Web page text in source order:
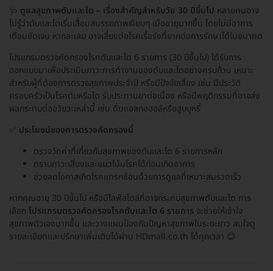
🩺 ดูแลสุขภาพตับและไต – เรื่องสำคัญสำหรับวัย 30 ปีขึ้นไป หลายคนอาจ
ไม่รู้ว่าตับและไตเริ่มเสื่อมสมรรถภาพเงียบๆ เมื่ออายุมากขึ้น โดยไม่มีอาการ
เตือนชัดเจน หากละเลย อาจเสี่ยงต่อโรคเรื้อรังที่ยากต่อการรักษาได้ในอนาคต
โปรแกรมตรวจคัดกรองโรคตับและไต 6 รายการ (30 ปีขึ้นไป) ได้รับการ
ออกแบบมาเพื่อประเมินภาวะการทำงานของตับและไตอย่างครบถ้วน เหมาะ
สำหรับผู้ที่ต้องการตรวจสุขภาพประจำปี หรือมีปัจจัยเสี่ยง เช่น มีประวัติ
ครอบครัวเป็นโรคตับหรือไต รับประทานยาต่อเนื่อง หรือมีพฤติกรรมที่อาจส่ง
ผลกระทบต่ออวัยวะเหล่านี้ เช่น ดื่มแอลกอฮอล์หรือสูบบุหรี่
ประโยชน์ของการตรวจคัดกรองนี้
ตรวจวัดค่าที่เกี่ยวกับสุขภาพของตับและไต 6 รายการหลัก
ทราบภาวะเสี่ยงและแนวโน้มโรคได้ก่อนเกิดอาการ
ช่วยลดโอกาสเกิดโรคแทรกซ้อนด้วยการดูแลที่เหมาะสมรวดเร็ว
หากคุณอายุ 30 ปีขึ้นไป หรือมีไลฟ์สไตล์ที่อาจกระทบสุขภาพตับและไต การ
เลือก โปรแกรมตรวจคัดกรองโรคตับและไต 6 รายการ จะช่วยให้เข้าใจ
สุขภาพตัวเองมากขึ้น และวางแผนป้องกันปัญหาสุขภาพในระยะยาว สนใจดู
รายละเอียดและปรึกษาเพิ่มเติมได้ผ่าน HDmall.co.th ได้ทุกเวลา 😊